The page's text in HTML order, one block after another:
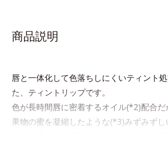
商品説明
唇と一体化して色落ちしにくいティント
た、ティントリップです。
色が長時間唇に密着するオイル(*2)配合だ
果物の蜜を凝縮したような(*3)みずみずし